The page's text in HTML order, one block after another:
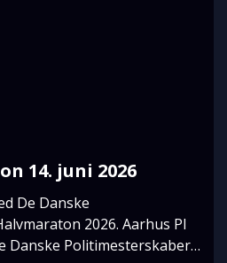
14. juni 2026
De Danske
2026. Aarhus PI
Danske Politimesterskaber i